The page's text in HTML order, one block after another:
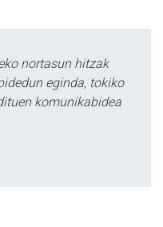
nortasun hitzak
eginda, tokiko
komunikabidea